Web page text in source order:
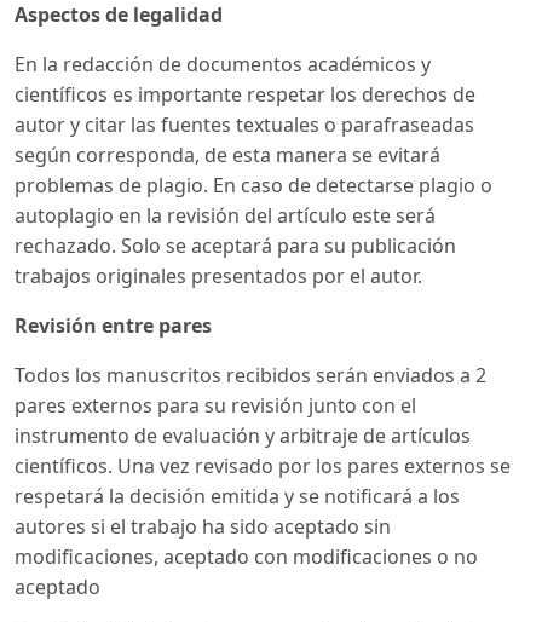
Aspectos de legalidad
En la redacción de documentos académicos y
científicos es importante respetar los derechos de
autor y citar las fuentes textuales o parafraseadas
según corresponda, de esta manera se evitará
problemas de plagio. En caso de detectarse plagio o
autoplagio en la revisión del artículo este será
rechazado. Solo se aceptará para su publicación
trabajos originales presentados por el autor.
Revisión entre pares
Todos los manuscritos recibidos serán enviados a 2
pares externos para su revisión junto con el
instrumento de evaluación y arbitraje de artículos
científicos. Una vez revisado por los pares externos se
respetará la decisión emitida y se notificará a los
autores si el trabajo ha sido aceptado sin
modificaciones, aceptado con modificaciones o no
aceptado